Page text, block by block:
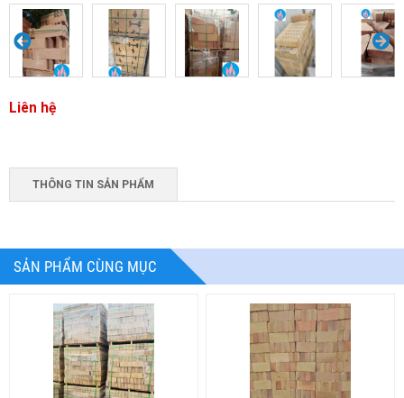
Liên hệ
THÔNG TIN SẢN PHẨM
SẢN PHẨM CÙNG MỤC